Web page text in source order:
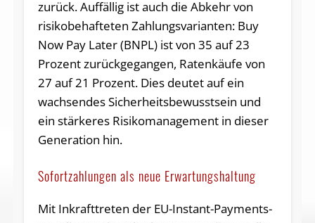
zurück. Auffällig ist auch die Abkehr von
risikobehafteten Zahlungsvarianten: Buy
Now Pay Later (BNPL) ist von 35 auf 23
Prozent zurückgegangen, Ratenkäufe von
27 auf 21 Prozent. Dies deutet auf ein
wachsendes Sicherheitsbewusstsein und
ein stärkeres Risikomanagement in dieser
Generation hin.
Sofortzahlungen als neue Erwartungshaltung
Mit Inkrafttreten der EU-Instant-Payments-